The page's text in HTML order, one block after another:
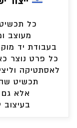
כל
מעוצב
בעבודת יד
כל פרט נוצר
לאסתטיקה
תכשיט
אלא
בעיצוב